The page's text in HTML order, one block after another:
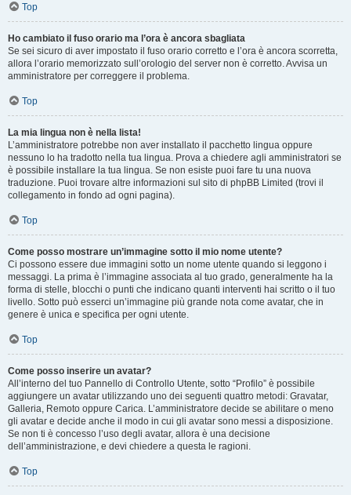
Top
Ho cambiato il fuso orario ma l’ora è ancora sbagliata
Se sei sicuro di aver impostato il fuso orario corretto e l’ora è ancora scorretta,
allora l’orario memorizzato sull’orologio del server non è corretto. Avvisa un
amministratore per correggere il problema.
Top
La mia lingua non è nella lista!
L’amministratore potrebbe non aver installato il pacchetto lingua oppure
nessuno lo ha tradotto nella tua lingua. Prova a chiedere agli amministratori se
è possibile installare la tua lingua. Se non esiste puoi fare tu una nuova
traduzione. Puoi trovare altre informazioni sul sito di phpBB Limited (trovi il
collegamento in fondo ad ogni pagina).
Top
Come posso mostrare un’immagine sotto il mio nome utente?
Ci possono essere due immagini sotto un nome utente quando si leggono i
messaggi. La prima è l’immagine associata al tuo grado, generalmente ha la
forma di stelle, blocchi o punti che indicano quanti interventi hai scritto o il tuo
livello. Sotto può esserci un’immagine più grande nota come avatar, che in
genere è unica e specifica per ogni utente.
Top
Come posso inserire un avatar?
All’interno del tuo Pannello di Controllo Utente, sotto “Profilo” è possibile
aggiungere un avatar utilizzando uno dei seguenti quattro metodi: Gravatar,
Galleria, Remoto oppure Carica. L’amministratore decide se abilitare o meno
gli avatar e decide anche il modo in cui gli avatar sono messi a disposizione.
Se non ti è concesso l’uso degli avatar, allora è una decisione
dell’amministrazione, e devi chiedere a questa le ragioni.
Top